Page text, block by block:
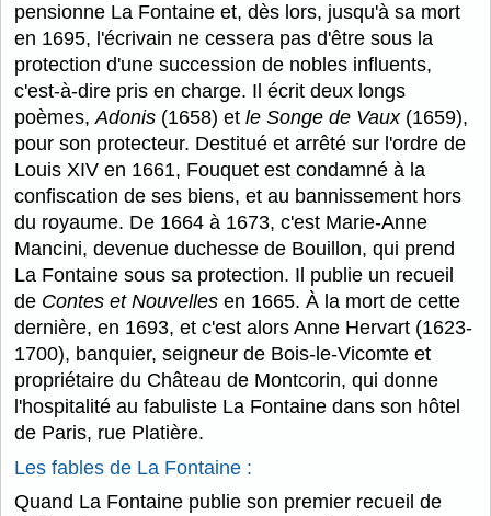
pensionne La Fontaine et, dès lors, jusqu'à sa mort
en 1695, l'écrivain ne cessera pas d'être sous la
protection d'une succession de nobles influents,
c'est-à-dire pris en charge. Il écrit deux longs
poèmes,Adonis (1658) et le Songe de Vaux(1659),
pour son protecteur. Destitué et arrêté sur l'ordre de
Louis XIV en 1661, Fouquet est condamné à la
confiscation de ses biens, et au bannissement hors
du royaume. De 1664 à 1673, c'est Marie-Anne
Mancini, devenue duchesse de Bouillon, qui prend
La Fontaine sous sa protection. Il publie un recueil
de Contes et Nouvelles en 1665. À la mort de cette
dernière, en 1693, et c'est alors Anne Hervart (1623-
1700), banquier, seigneur de Bois-le-Vicomte et
propriétaire du Château de Montcorin, qui donne
l'hospitalité au fabuliste La Fontaine dans son hôtel
de Paris, rue Platière.
Les fables de La Fontaine :
Quand La Fontaine publie son premier recueil de